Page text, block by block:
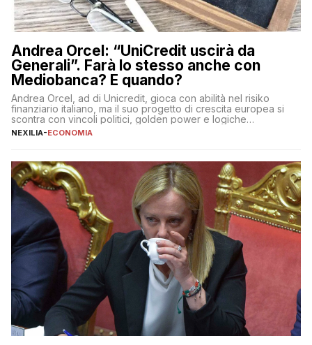
Andrea Orcel: “UniCredit uscirà da
Generali”. Farà lo stesso anche con
Mediobanca? E quando?
Andrea Orcel, ad di Unicredit, gioca con abilità nel risiko
finanziario italiano, ma il suo progetto di crescita europea si
scontra con vincoli politici, golden power e logiche
protezionistiche. Orcel e la mossa su Generali Andrea Orcel,
NEXILIA-ECONOMIA